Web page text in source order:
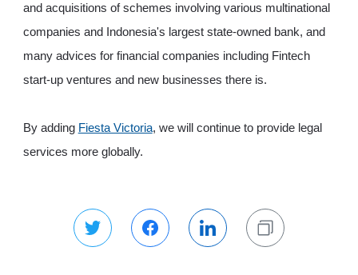
and acquisitions of schemes involving various multinational
companies and Indonesia's largest state-owned bank, and
many advices for financial companies including Fintech
start-up ventures and new businesses there is.
By adding Fiesta Victoria, we will continue to provide legal
services more globally.